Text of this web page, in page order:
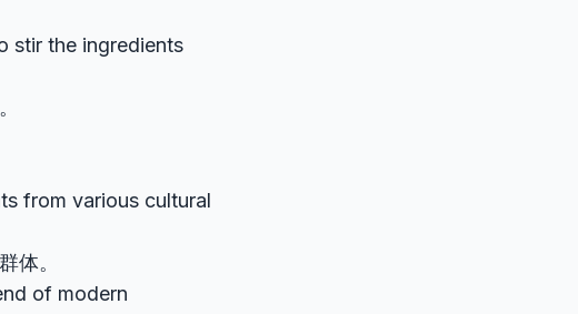
stir the ingredients
from various cultural
体。
of modern